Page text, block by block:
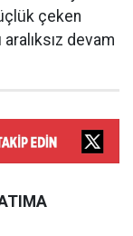
çeken
devam